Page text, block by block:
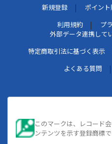
新規登録 ポイン
利用規約
プ
外部データ連携して
特定商取引法に基づく表示
よくある質問
このマークは、レコード
ンテンツを示す登録商標